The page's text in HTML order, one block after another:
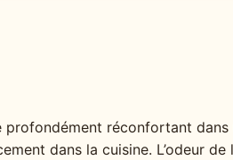
profondément réconfortant dans
dans la cuisine. L’odeur de